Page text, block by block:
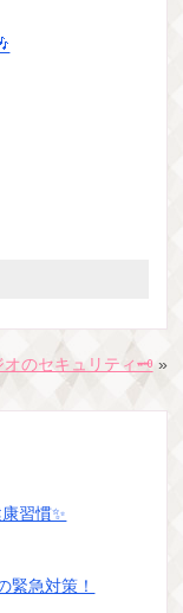
オのセキュリティ🗝 »
習慣✨
緊急対策！